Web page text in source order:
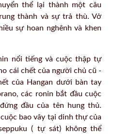
thể lại thành một câu
thành và sự trả thù. Vở
sự hoan nghênh và khen
nổi tiếng và cuộc thập tự
cái chết của người chủ cũ -
của Hangan dưới bàn tay
các ronin bắt đầu cuộc
đầu của tên hung thủ.
bao vây tại dinh thự của
( tự sát) không thể